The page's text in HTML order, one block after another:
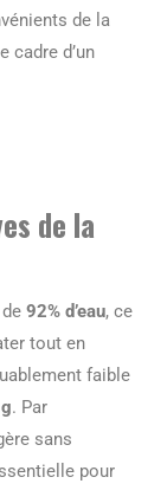
de la
cadre d’un
de la
92% d’eau, ce
tout en
faible
. Par
sans
pour